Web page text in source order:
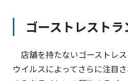
ゴーストレストラ
店舗を持たないゴーストレ
ウイルスによってさらに注目